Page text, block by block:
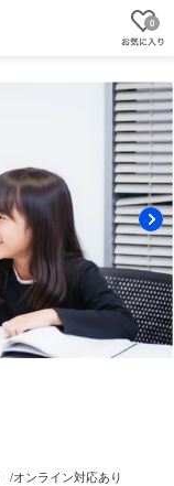
0
オンライン対応あり